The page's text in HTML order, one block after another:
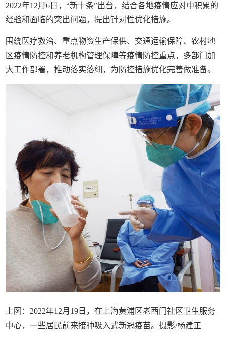
2022年12月6日，“新十条”出台，结合各地疫情应对中积累的
经验和面临的突出问题，提出针对性优化措施。
围绕医疗救治、重点物资生产保供、交通运输保障、农村地
区疫情防控和养老机构管理保障等疫情防控重点，多部门加
大工作部署，推动落实落细，为防控措施优化完善做准备。
上图：2022年12月19日，在上海黄浦区老西门社区卫生服务
中心，一些居民前来接种吸入式新冠疫苗。摄影/杨建正